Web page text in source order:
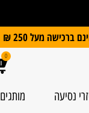
0
נסיעה מותגים